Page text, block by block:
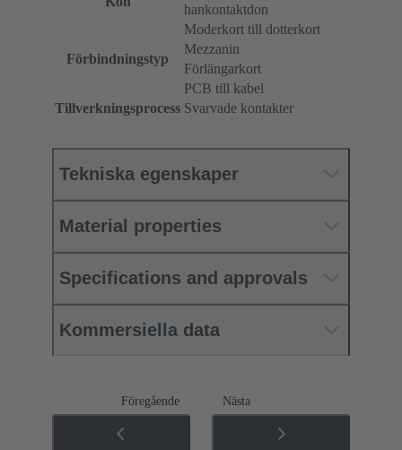
hankontaktdon
Förbindningstyp
Moderkort till dotterkort
Mezzanin
Förlängarkort
PCB till kabel
Tillverkningsprocess Svarvade kontakter
Tekniska egenskaper
Material properties
Specifications and approvals
Kommersiella data
Föregående Nästa